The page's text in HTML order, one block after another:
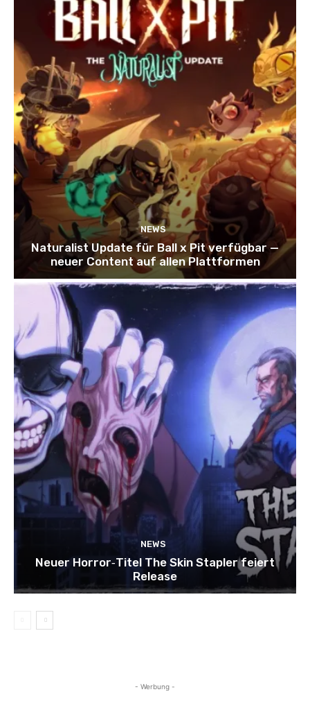
NEWS
Naturalist Update für Ball x Pit verfügbar —
neuer Content auf allen Plattformen
NEWS
Neuer Horror‑Titel The Skin Stapler feiert
Release
- Werbung -